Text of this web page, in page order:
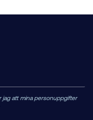
att mina personuppgifter